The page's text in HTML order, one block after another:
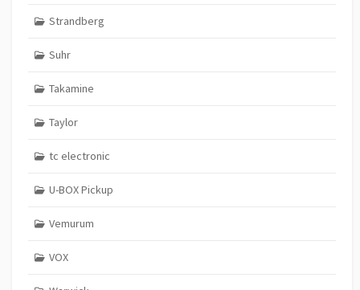
Strandberg
Suhr
Takamine
Taylor
tc electronic
U-BOX Pickup
Vemurum
VOX